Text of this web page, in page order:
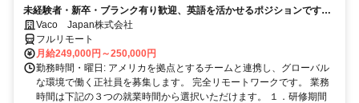
未経験者・新卒・ブランク有り歓迎、英語を活かせるポジションです。
完全リモート
Vaco Japan株式会社
フルリモート
月給249,000円～250,000円
勤務時間・曜日: アメリカを拠点とするチームと連携し、グローバル
な環境で働く正社員を募集します。 完全リモートワークです。 業務
時間は下記の３つの就業時間から選択いただけます。 １．研修期間